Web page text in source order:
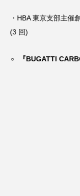
・HBA 東京支部主催
(3 回)
『BUGATTI